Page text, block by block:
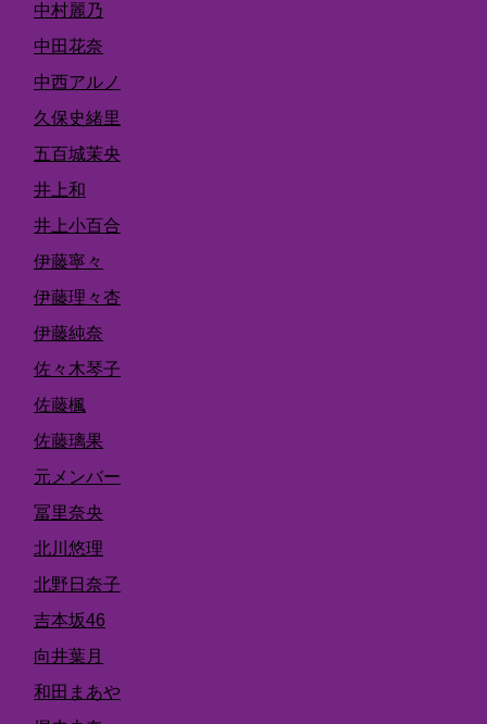
中村麗乃
中田花奈
中西アルノ
久保史緒里
五百城茉央
井上和
井上小百合
伊藤寧々
伊藤理々杏
伊藤純奈
佐々木琴子
佐藤楓
佐藤璃果
元メンバー
冨里奈央
北川悠理
北野日奈子
吉本坂46
向井葉月
和田まあや